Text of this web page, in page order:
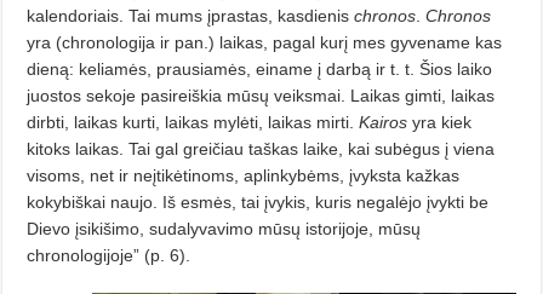
kalendoriais. Tai mums įprastas, kasdienischronos .Chronos
yra (chronologija ir pan.) laikas, pagal kurį mes gyvename kas
dieną: keliamės, prausiamės, einame į darbą ir t. t. Šios laiko
juostos sekoje pasireiškia mūsų veiksmai. Laikas gimti, laikas
dirbti, laikas kurti, laikas mylėti, laikas mirti.Kairos yra kiek
kitoks laikas. Tai gal greičiau taškas laike, kai subėgus į viena
visoms, net ir neįtikėtinoms, aplinkybėms, įvyksta kažkas
kokybiškai naujo. Iš esmės, tai įvykis, kuris negalėjo įvykti be
Dievo įsikišimo, sudalyvavimo mūsų istorijoje, mūsų
chronologijoje” (p. 6).